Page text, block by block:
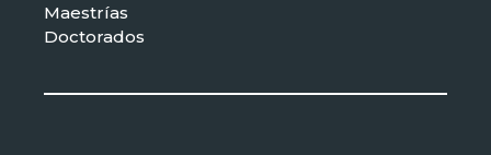
Maestrías
Doctorados